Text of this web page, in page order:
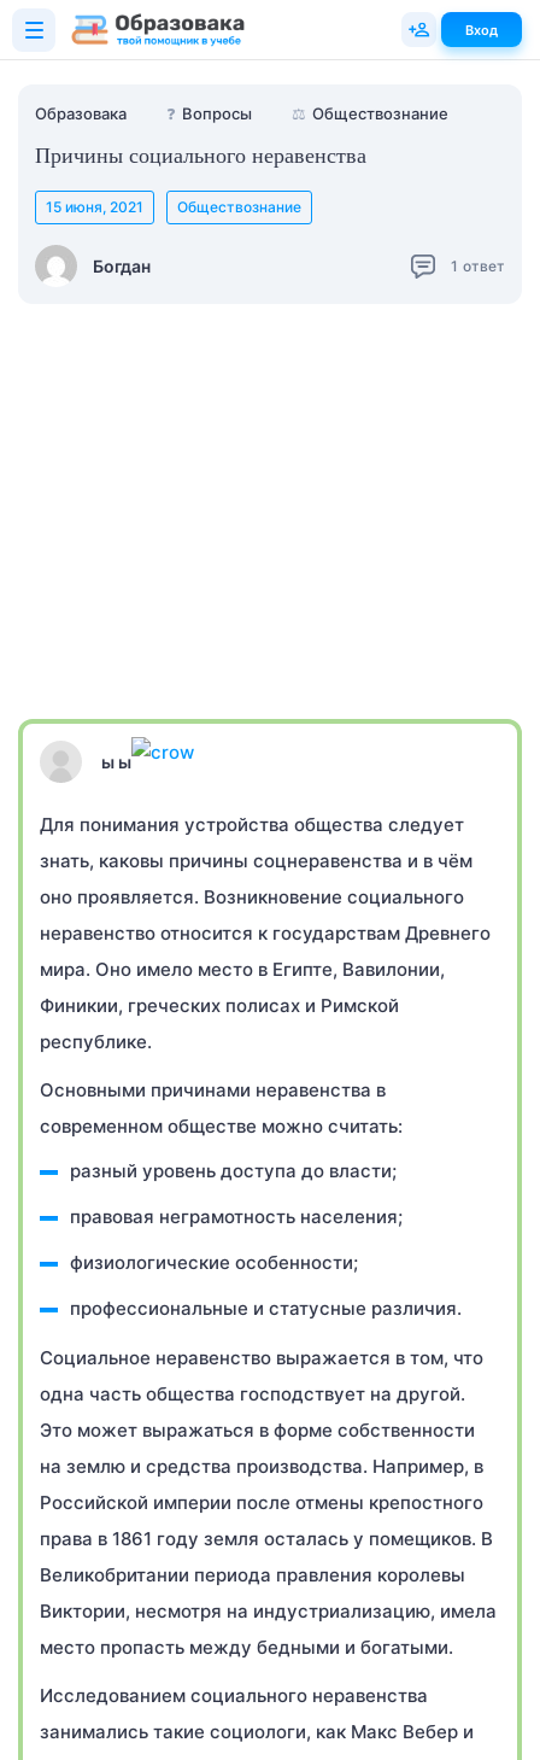
Образовака ❓ Вопросы ⚖️ Обществознание
Причины социального неравенства
Богдан
15 июня, 2021 Обществознание
1 ответ
ы ы
Для понимания устройства общества следует
знать, каковы причины соцнеравенства и в чём
оно проявляется. Возникновение социального
неравенство относится к государствам Древнего
мира. Оно имело место в Египте, Вавилонии,
Финикии, греческих полисах и Римской
республике.
Основными причинами неравенства в
современном обществе можно считать:
разный уровень доступа до власти;
правовая неграмотность населения;
физиологические особенности;
профессиональные и статусные различия.
Социальное неравенство выражается в том, что
одна часть общества господствует на другой.
Это может выражаться в форме собственности
на землю и средства производства. Например, в
Российской империи после отмены крепостного
права в 1861 году земля осталась у помещиков. В
Великобритании периода правления королевы
Виктории, несмотря на индустриализацию, имела
место пропасть между бедными и богатыми.
Исследованием социального неравенства
занимались такие социологи, как Макс Вебер и
Вход